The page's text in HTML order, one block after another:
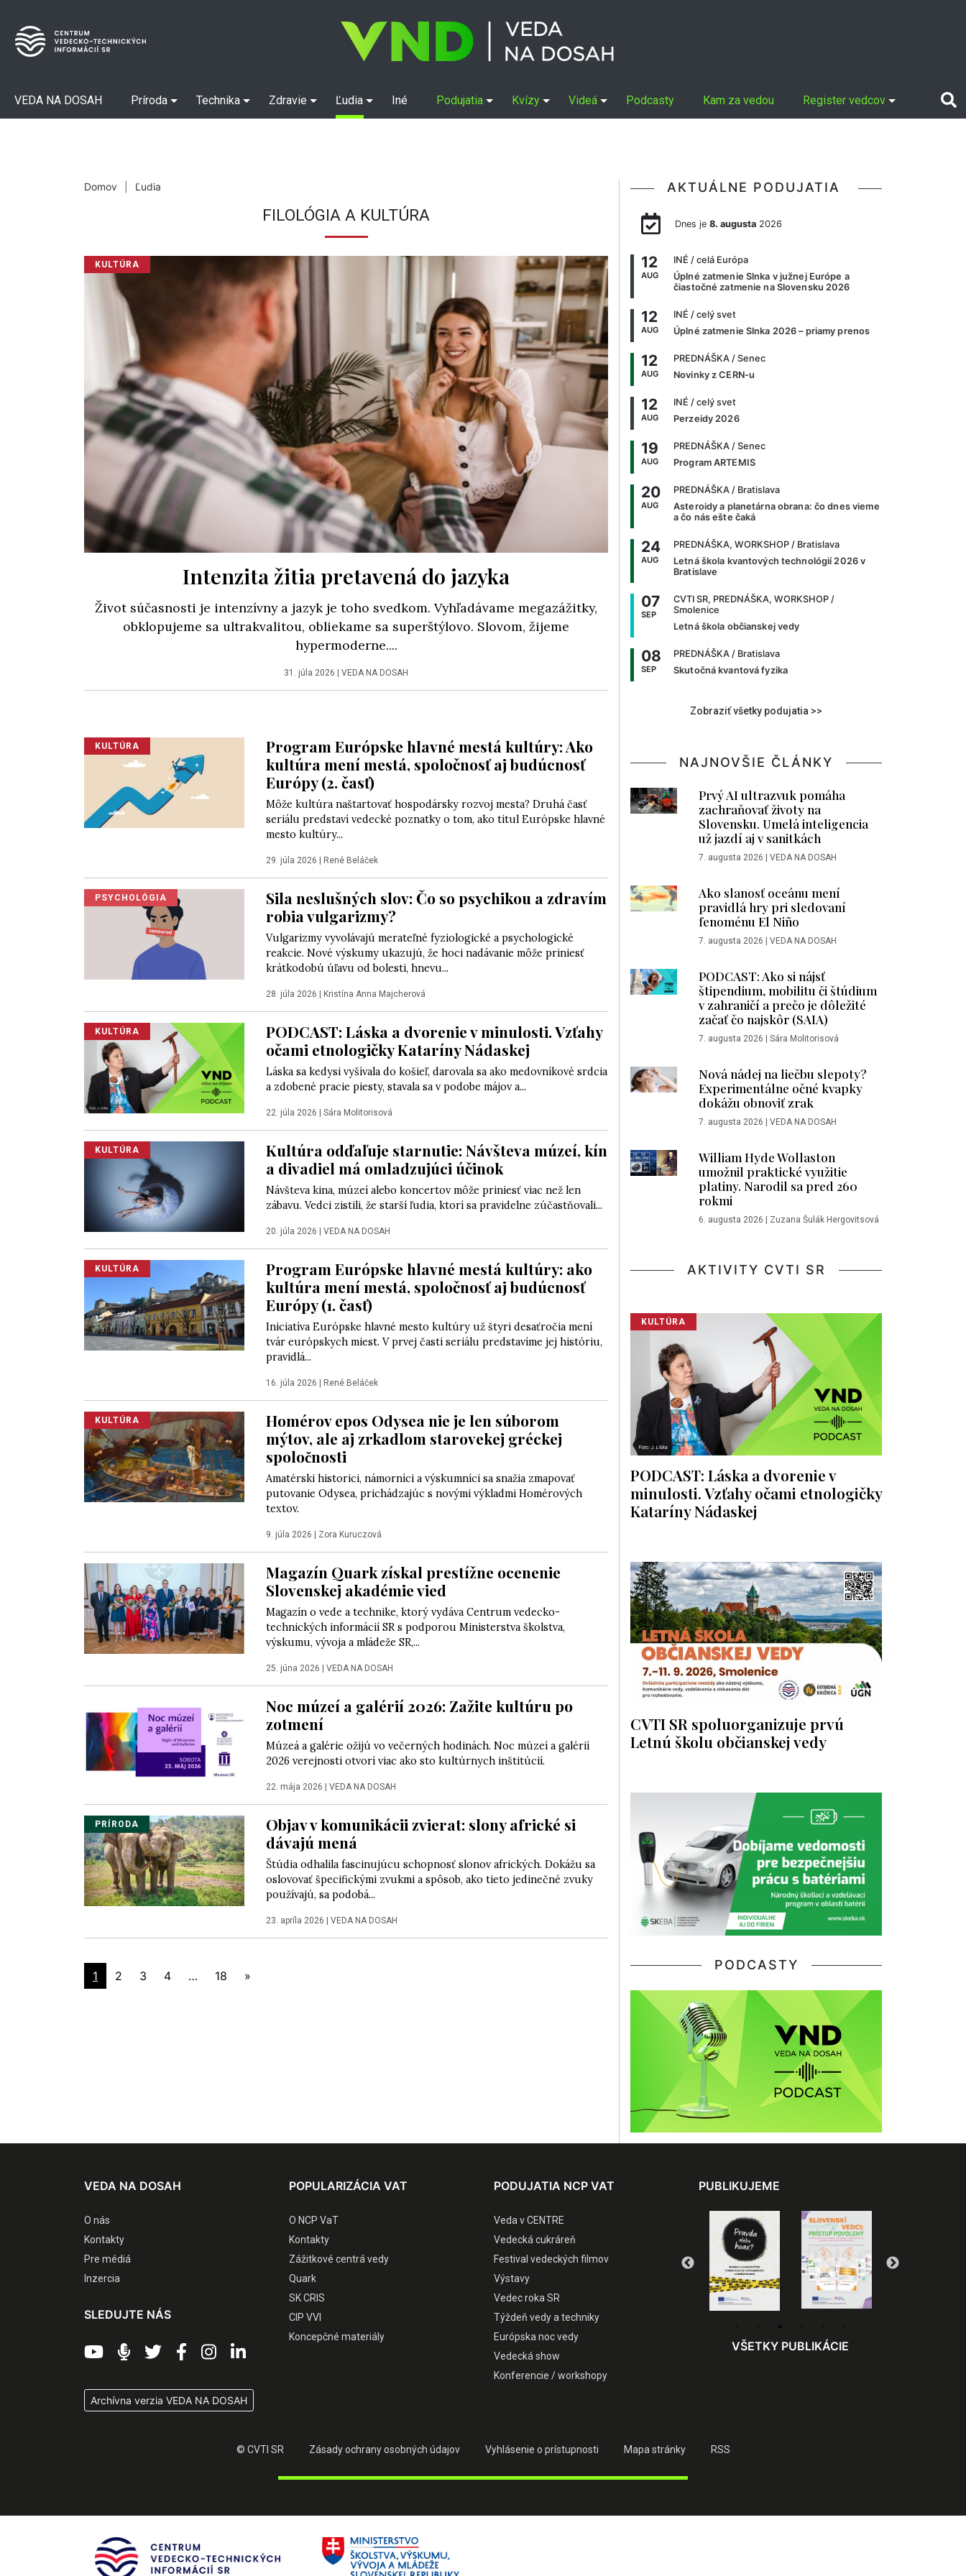
VEDA NA DOSAH Príroda Technika Zdravie Ľudia Iné Podujatia Kvízy Videá Podcasty Kam za vedou Register vedcov
Domov Ľudia
FILOLÓGIA A KULTÚRA
KULTÚRA
Intenzita žitia pretavená do jazyka
Život súčasnosti je intenzívny a jazyk je toho svedkom. Vyhľadávame megazážitky,
obklopujeme sa ultrakvalitou, obliekame sa superštýlovo. Slovom, žijeme
hypermoderne....
31. júla 2026 VEDA NA DOSAH
KULTÚRA
Program Európske hlavné mestá kultúry: Ako
kultúra mení mestá, spoločnosť aj budúcnosť
Európy (2. časť)
Môže kultúra naštartovať hospodársky rozvoj mesta? Druhá časť
seriálu predstaví vedecké poznatky o tom, ako titul Európske hlavné
mesto kultúry...
29. júla 2026 René Beláček
PSYCHOLÓGIA
Sila neslušných slov: Čo so psychikou a zdravím
robia vulgarizmy?
Vulgarizmy vyvolávajú merateľné fyziologické a psychologické
reakcie. Nové výskumy ukazujú, že hoci nadávanie môže priniesť
krátkodobú úľavu od bolesti, hnevu...
28. júla 2026 Kristína Anna Majcherová
KULTÚRA
PODCAST: Láska a dvorenie v minulosti. Vzťahy
očami etnologičky Kataríny Nádaskej
Láska sa kedysi vyšívala do košieľ, darovala sa ako medovníkové srdcia
a zdobené pracie piesty, stavala sa v podobe májov a...
22. júla 2026 Sára Molitorisová
KULTÚRA
Kultúra odďaľuje starnutie: Návšteva múzeí, kín
a divadiel má omladzujúci účinok
Návšteva kina, múzeí alebo koncertov môže priniesť viac než len
zábavu. Vedci zistili, že starší ľudia, ktorí sa pravidelne zúčastňovali...
20. júla 2026 VEDA NA DOSAH
KULTÚRA
Program Európske hlavné mestá kultúry: ako
kultúra mení mestá, spoločnosť aj budúcnosť
Európy (1. časť)
Iniciatíva Európske hlavné mesto kultúry už štyri desaťročia mení
tvár európskych miest. V prvej časti seriálu predstavíme jej históriu,
pravidlá...
16. júla 2026 René Beláček
KULTÚRA
Homérov epos Odysea nie je len súborom
mýtov, ale aj zrkadlom starovekej gréckej
spoločnosti
Amatérski historici, námorníci a výskumníci sa snažia zmapovať
putovanie Odysea, prichádzajúc s novými výkladmi Homérových
textov.
9. júla 2026 Zora Kuruczová
Magazín Quark získal prestížne ocenenie
Slovenskej akadémie vied
Magazín o vede a technike, ktorý vydáva Centrum vedecko-
technických informácií SR s podporou Ministerstva školstva,
výskumu, vývoja a mládeže SR,...
25. júna 2026 VEDA NA DOSAH
Noc múzeí a galérií 2026: Zažite kultúru po
zotmení
Múzeá a galérie ožijú vo večerných hodinách. Noc múzeí a galérií
2026 verejnosti otvorí viac ako sto kultúrnych inštitúcií.
22. mája 2026 VEDA NA DOSAH
PRÍRODA
Objav v komunikácii zvierat: slony africké si
dávajú mená
Štúdia odhalila fascinujúcu schopnosť slonov afrických. Dokážu sa
oslovovať špecifickými zvukmi a spôsob, ako tieto jedinečné zvuky
používajú, sa podobá...
23. apríla 2026 VEDA NA DOSAH
1 2 3 4 … 18 »
AKTUÁLNE PODUJATIA
Dnes je 8. augusta2026
12
AUG
INÉ / celá Európa
Úplné zatmenie Slnka v južnej Európe a
čiastočné zatmenie na Slovensku 2026
12
AUG
INÉ / celý svet
Úplné zatmenie Slnka 2026 – priamy prenos
12
AUG
PREDNÁŠKA / Senec
Novinky z CERN-u
12
AUG
INÉ / celý svet
Perzeidy 2026
19
AUG
PREDNÁŠKA / Senec
Program ARTEMIS
20
AUG
PREDNÁŠKA / Bratislava
Asteroidy a planetárna obrana: čo dnes vieme
a čo nás ešte čaká
24
AUG
PREDNÁŠKA, WORKSHOP / Bratislava
Letná škola kvantových technológií 2026 v
Bratislave
07
SEP
CVTI SR, PREDNÁŠKA, WORKSHOP /
Smolenice
Letná škola občianskej vedy
08
SEP
PREDNÁŠKA / Bratislava
Skutočná kvantová fyzika
Zobraziť všetky podujatia >>
NAJNOVŠIE ČLÁNKY
Prvý AI ultrazvuk pomáha
zachraňovať životy na
Slovensku. Umelá inteligencia
už jazdí aj v sanitkách
7. augusta 2026 | VEDA NA DOSAH
Ako slanosť oceánu mení
pravidlá hry pri sledovaní
fenoménu El Niño
7. augusta 2026 | VEDA NA DOSAH
PODCAST: Ako si nájsť
štipendium, mobilitu či štúdium
v zahraničí a prečo je dôležité
začať čo najskôr (SAIA)
7. augusta 2026 | Sára Molitorisová
Nová nádej na liečbu slepoty?
Experimentálne očné kvapky
dokážu obnoviť zrak
7. augusta 2026 | VEDA NA DOSAH
William Hyde Wollaston
umožnil praktické využitie
platiny. Narodil sa pred 260
rokmi
6. augusta 2026 | Zuzana Šulák Hergovitsová
AKTIVITY CVTI SR
KULTÚRA
PODCAST: Láska a dvorenie v
minulosti. Vzťahy očami etnologičky
Kataríny Nádaskej
CVTI SR spoluorganizuje prvú
Letnú školu občianskej vedy
PODCASTY
VEDA NA DOSAH
O nás
Kontakty
Pre médiá
Inzercia
SLEDUJTE NÁS
Archívna verzia VEDA NA DOSAH
POPULARIZÁCIA VAT
O NCP VaT
Kontakty
Zážitkové centrá vedy
Quark
SK CRIS
CIP VVI
Koncepčné materiály
PODUJATIA NCP VAT
Veda v CENTRE
Vedecká cukráreň
Festival vedeckých filmov
Výstavy
Vedec roka SR
Týždeň vedy a techniky
Európska noc vedy
Vedecká show
Konferencie / workshopy
PUBLIKUJEME
VŠETKY PUBLIKÁCIE
© CVTI SR Zásady ochrany osobných údajov Vyhlásenie o prístupnosti Mapa stránky RSS